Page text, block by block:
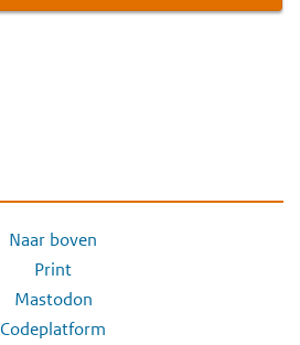
Naar boven
Print
Mastodon
Codeplatform